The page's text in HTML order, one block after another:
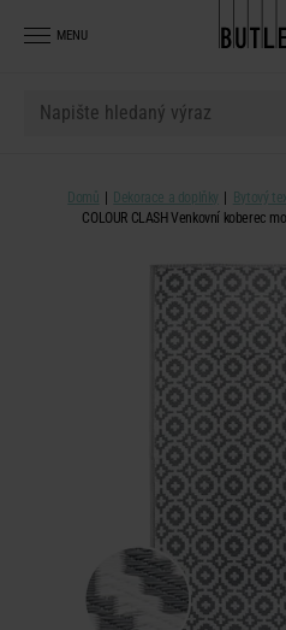
MENU
Domů Dekorace a doplňky Bytový
COLOUR CLASH Venkovní koberec